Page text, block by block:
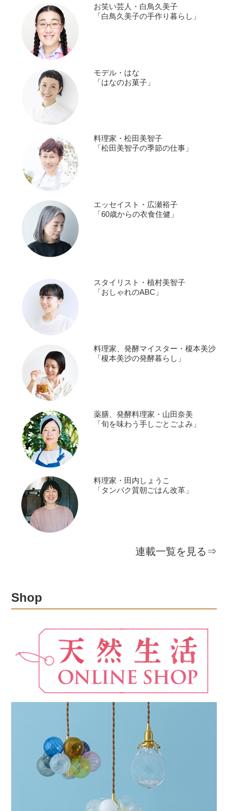
お笑い芸人・白鳥久美子
「白鳥久美子の手作り暮らし」
モデル・はな
「はなのお菓子」
料理家・松田美智子
「松田美智子の季節の仕事」
エッセイスト・広瀬裕子
「60歳からの衣食住健」
スタイリスト・植村美智子
「おしゃれのABC」
料理家、発酵マイスター・榎本美沙
「榎本美沙の発酵暮らし」
薬膳、発酵料理家・山田奈美
「旬を味わう手しごとごよみ」
料理家・田内しょうこ
「タンパク質朝ごはん改革」
連載一覧を見る⇒
Shop